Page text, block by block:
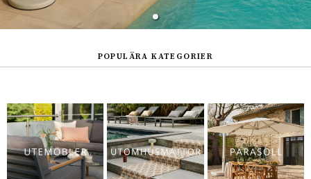
POPULÄRA KATEGORIER